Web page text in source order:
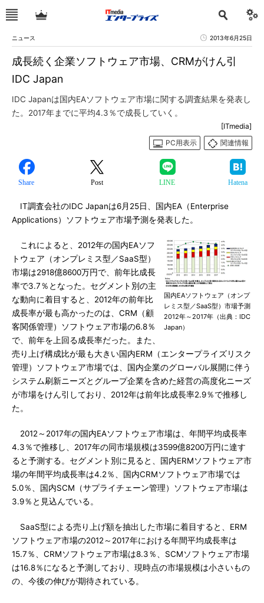
ニュース 2013年6月25日
成長続く企業ソフトウェア市場、CRMがけん引
IDC Japan
IDC Japanは国内EAソフトウェア市場に関する調査結果を発表し
た。2017年までに平均4.3％で成長していく。
[ITmedia]
PC用表示
関連情報
Share Post LINE Hatena
IT調査会社のIDC Japanは6月25日、国内EA（Enterprise
Applications）ソフトウェア市場予測を発表した。
国内EAソフトウェア（オンプ
レミス型／SaaS型）市場予測
2012年～2017年（出典：IDC
Japan）
これによると、2012年の国内EAソフ
トウェア（オンプレミス型／SaaS型）
市場は2918億8600万円で、前年比成長
率で3.7％となった。セグメント別の主
な動向に着目すると、2012年の前年比
成長率が最も高かったのは、CRM（顧
客関係管理）ソフトウェア市場の6.8％
で、前年を上回る成長率だった。また、
売り上げ構成比が最も大きい国内ERM（エンタープライズリスク
管理）ソフトウェア市場では、国内企業のグローバル展開に伴う
システム刷新ニーズとグループ企業を含めた経営の高度化ニーズ
が市場をけん引しており、2012年は前年比成長率2.9％で推移し
た。
2012～2017年の国内EAソフトウェア市場は、年間平均成長率
4.3％で推移し、2017年の同市場規模は3599億8200万円に達す
ると予測する。セグメント別に見ると、国内ERMソフトウェア市
場の年間平均成長率は4.2％、国内CRMソフトウェア市場では
5.0％、国内SCM（サプライチェーン管理）ソフトウェア市場は
3.9％と見込んでいる。
SaaS型による売り上げ額を抽出した市場に着目すると、ERM
ソフトウェア市場の2012～2017年における年間平均成長率は
15.7％、CRMソフトウェア市場は8.3％、SCMソフトウェア市場
は16.8％になると予測しており、現時点の市場規模は小さいもの
の、今後の伸びが期待されている。